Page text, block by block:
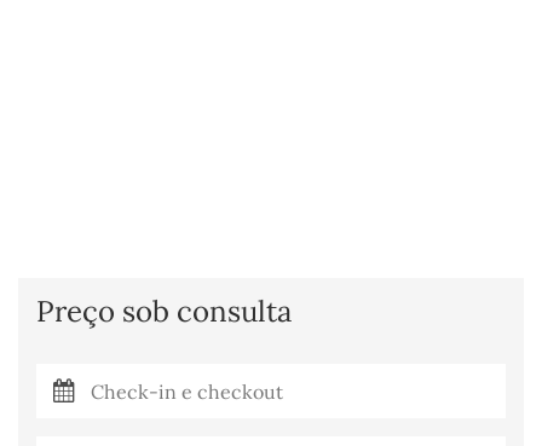
Preço sob consulta